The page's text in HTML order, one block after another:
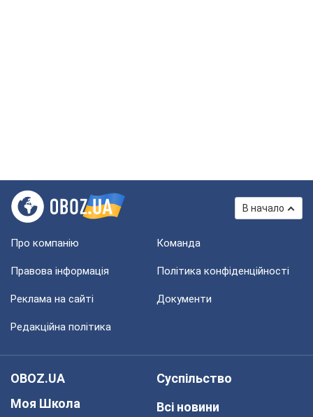
В начало
Про компанію Команда
Правова інформація Політика конфіденційності
Реклама на сайті Документи
Редакційна політика
OBOZ.UA
Моя Школа
Суспільство
Всі новини